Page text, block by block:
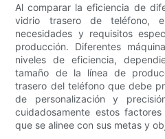
Al comparar la eficiencia de
vidrio trasero de teléfono,
necesidades y requisitos
producción. Diferentes
niveles de eficiencia,
tamaño de la línea de
trasero del teléfono que debe
de personalización y
cuidadosamente estos
que se alinee con sus metas y